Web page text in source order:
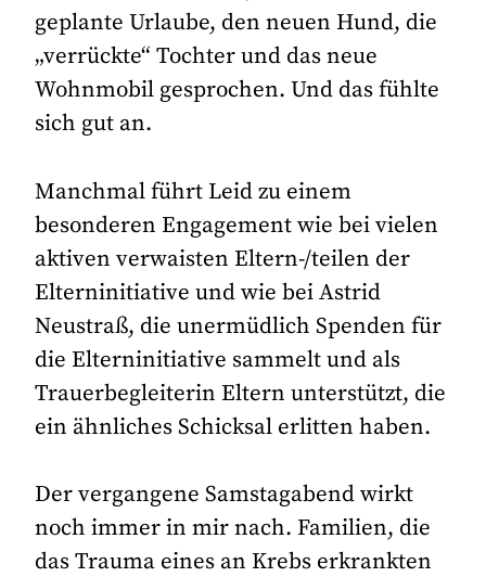
geplante Urlaube, den neuen Hund, die
„verrückte“ Tochter und das neue
Wohnmobil gesprochen. Und das fühlte
sich gut an.
Manchmal führt Leid zu einem
besonderen Engagement wie bei vielen
aktiven verwaisten Eltern-/teilen der
Elterninitiative und wie bei Astrid
Neustraß, die unermüdlich Spenden für
die Elterninitiative sammelt und als
Trauerbegleiterin Eltern unterstützt, die
ein ähnliches Schicksal erlitten haben.
Der vergangene Samstagabend wirkt
noch immer in mir nach. Familien, die
das Trauma eines an Krebs erkrankten